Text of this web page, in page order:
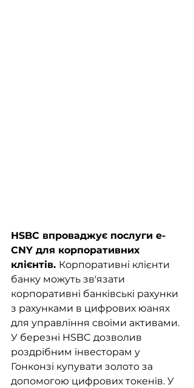
HSBC впроваджує послуги e-
CNY для корпоративних
клієнтів. Корпоративні клієнти
банку можуть зв'язати
корпоративні банківські рахунки
з рахунками в цифрових юанях
для управління своїми активами.
У березні HSBC дозволив
роздрібним інвесторам у
Гонконзі купувати золото за
допомогою цифрових токенів. У